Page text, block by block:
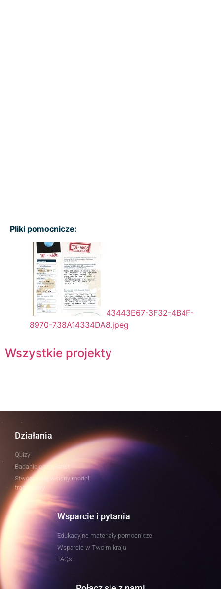
Pliki pomocnicze:
43443E67-3F32-4B4F-
8970-738A14334DA8.jpeg
Wszystkie projekty
Działania
Quizy
Badanie egzoplanet
Stwórz swój własny model
tranzytowy
Wsparcie i pytania
Edukacyjne materiały pomocnicze
Wsparcie w Twoim kraju
FAQs